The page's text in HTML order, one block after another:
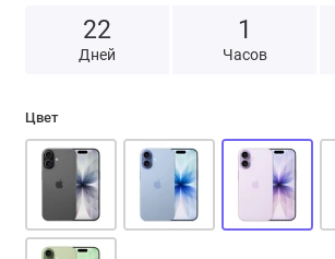
22
Дней
1
Часов
Цвет